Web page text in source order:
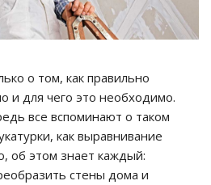
о том, как правильно
и для чего это необходимо.
все вспоминают о таком
как выравнивание
об этом знает каждый:
стены дома и